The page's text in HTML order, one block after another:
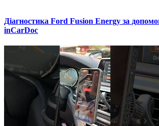
Діагностика Ford Fusion Energy за
inCarDoc